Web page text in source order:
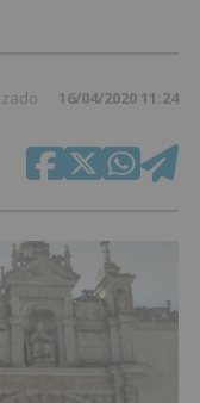
16/04/2020 11:24